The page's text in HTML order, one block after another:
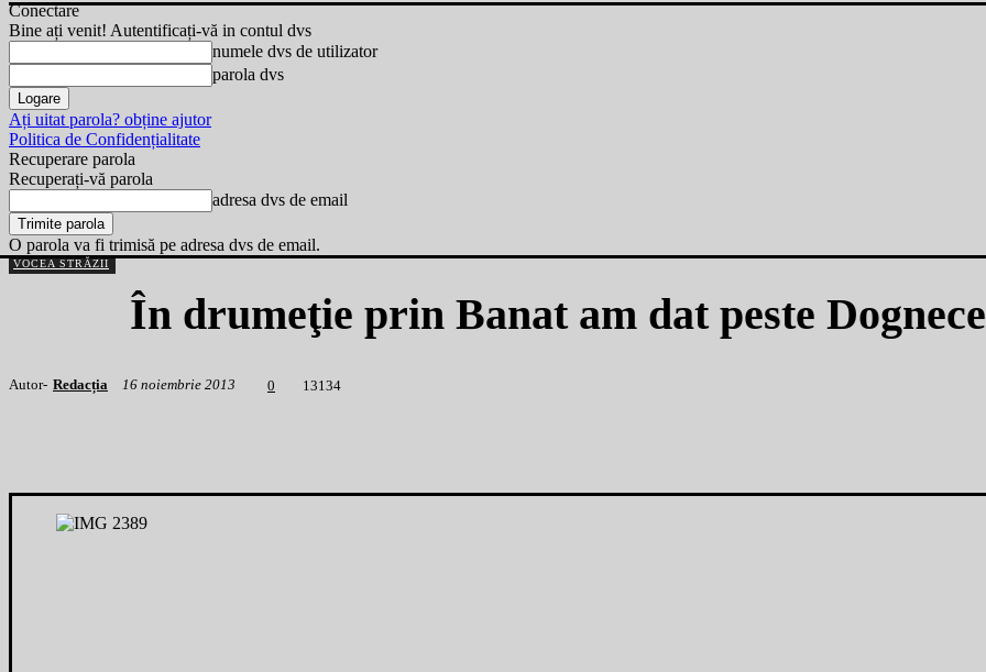
Conectare
Bine ați venit! Autentificați-vă in contul dvs
numele dvs de utilizator
parola dvs
Ați uitat parola? obține ajutor
Politica de Confidențialitate
Recuperare parola
Recuperați-vă parola
adresa dvs de email
O parola va fi trimisă pe adresa dvs de email.
VOCEA STRĂZII
În drumeţie prin Banat am dat peste
Autor- Redacția 16 noiembrie 2013 0 1 3134